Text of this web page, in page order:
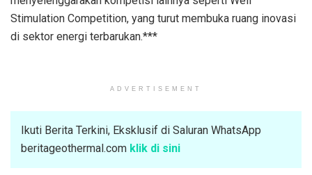
Stimulation Competition, yang turut membuka ruang inovasi
di sektor energi terbarukan.***
ADVERTISEMENT
Ikuti Berita Terkini, Eksklusif di Saluran WhatsApp
beritageothermal.com klik di sini